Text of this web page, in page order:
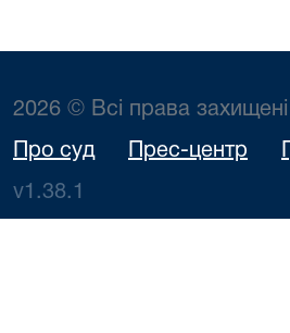
2026 © Всі права захищені
Про суд Прес-центр
v1.38.1